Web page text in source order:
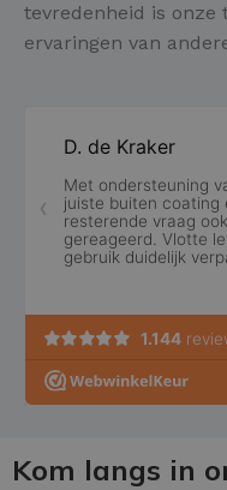
tevredenheid is onze
ervaringen van
Kom langs in